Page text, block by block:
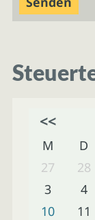
<<
M D
27
28
3
4
10
11